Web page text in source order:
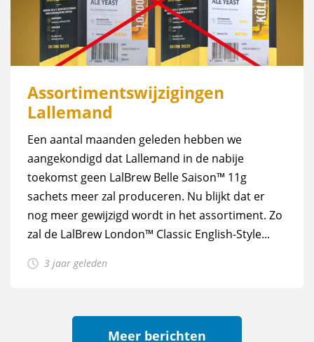
Assortimentswijzigingen
Lallemand
Een aantal maanden geleden hebben we
aangekondigd dat Lallemand in de nabije
toekomst geen LalBrew Belle Saison™ 11g
sachets meer zal produceren. Nu blijkt dat er
nog meer gewijzigd wordt in het assortiment. Zo
zal de LalBrew London™ Classic English-Style...
3 jaar geleden
Meer berichten